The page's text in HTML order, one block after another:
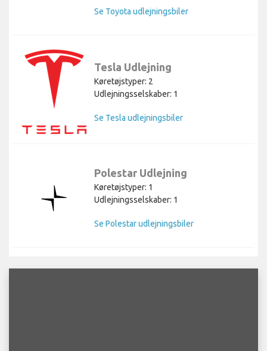
Se Toyota udlejningsbiler
Tesla Udlejning
Køretøjstyper: 2
Udlejningsselskaber: 1
Se Tesla udlejningsbiler
Polestar Udlejning
Køretøjstyper: 1
Udlejningsselskaber: 1
Se Polestar udlejningsbiler